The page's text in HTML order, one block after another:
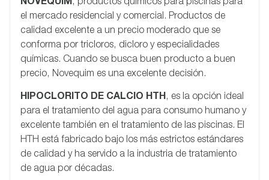
NOVEQUIM, productos químicos para piscinas para
el mercado residencial y comercial. Productos de
calidad excelente a un precio moderado que se
conforma por tricloros, dicloro y especialidades
químicas. Cuando se busca buen producto a buen
precio, Novequim es una excelente decisión.
HIPOCLORITO DE CALCIO HTH, es la opción ideal
para el tratamiento del agua para consumo humano y
excelente también en el tratamiento de las piscinas. El
HTH está fabricado bajo los más estrictos estándares
de calidad y ha servido a la industria de tratamiento
de agua por décadas.